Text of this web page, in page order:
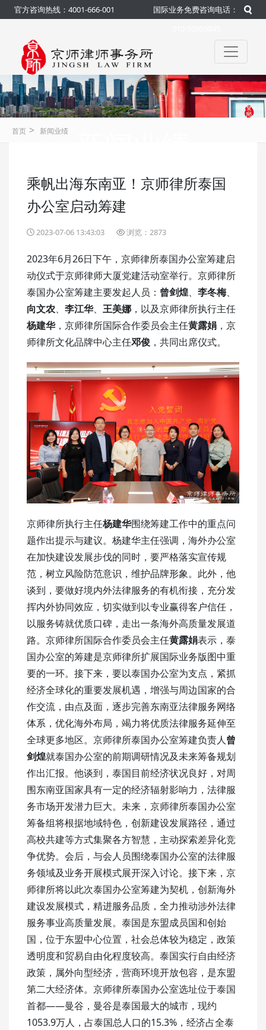
官方咨询热线：4001-666-001
国际业务免费咨询电话：
官方 咨询热线：4001-666-001
首页 > 新闻业绩
乘帆出海东南亚！京师律所泰国
办公室启动筹建
2023-07-06 13:43:03 浏览：2873
2023年6月26日下午，京师律所泰国办公室筹建启
动仪式于京师律师大厦党建活动室举行。京师律所
泰国办公室筹建主要发起人员： 曾剑煌、 李冬梅、
向文农、 李江华、 王美娜 ，以及京师律所执行主任
杨建华，京师律所国际合作委员会主任黄露娟 ，京
师律所文化品牌中心主任邓俊 ，共同出席仪式。
京师律所执行主任杨建华围绕筹建工作中的重点问
题作出提示与建议。杨建华主任强调，海外办公室
在加快建设发展步伐的同时，要严格落实宣传规
范，树立风险防范意识，维护品牌形象。此外，他
谈到，要做好境内外法律服务的有机衔接，充分发
挥内外协同效应，切实做到以专业赢得客户信任，
以服务铸就优质口碑，走出一条海外高质量发展道
路。京师律所国际合作委员会主任黄露娟表示，泰
国办公室的筹建是京师律所扩展国际业务版图中重
要的一环。接下来，要以泰国办公室为支点，紧抓
经济全球化的重要发展机遇，增强与周边国家的合
作交流，由点及面，逐步完善东南亚法律服务网络
体系，优化海外布局，竭力将优质法律服务延伸至
全球更多地区。京师律所泰国办公室筹建负责人曾
剑煌就泰国办公室的前期调研情况及未来筹备规划
作出汇报。他谈到，泰国目前经济状况良好，对周
围东南亚国家具有一定的经济辐射影响力，法律服
务市场开发潜力巨大。未来，京师律所泰国办公室
筹备组将根据地域特色，创新建设发展路径，通过
高校共建等方式集聚各方智慧，主动探索差异化竞
争优势。会后，与会人员围绕泰国办公室的法律服
务领域及业务开展模式展开深入讨论。接下来，京
师律所将以此次泰国办公室筹建为契机，创新海外
建设发展模式，精进服务品质，全力推动涉外法律
服务事业高质量发展。泰国是东盟成员国和创始
国，位于东盟中心位置，社会总体较为稳定，政策
透明度和贸易自由化程度较高。泰国实行自由经济
政策，属外向型经济，营商环境开放包容，是东盟
第二大经济体。京师律所泰国办公室选址位于泰国
首都——曼谷，曼谷是泰国最大的城市，现约
1053.9万人，占泰国总人口的15.3%，经济占全泰